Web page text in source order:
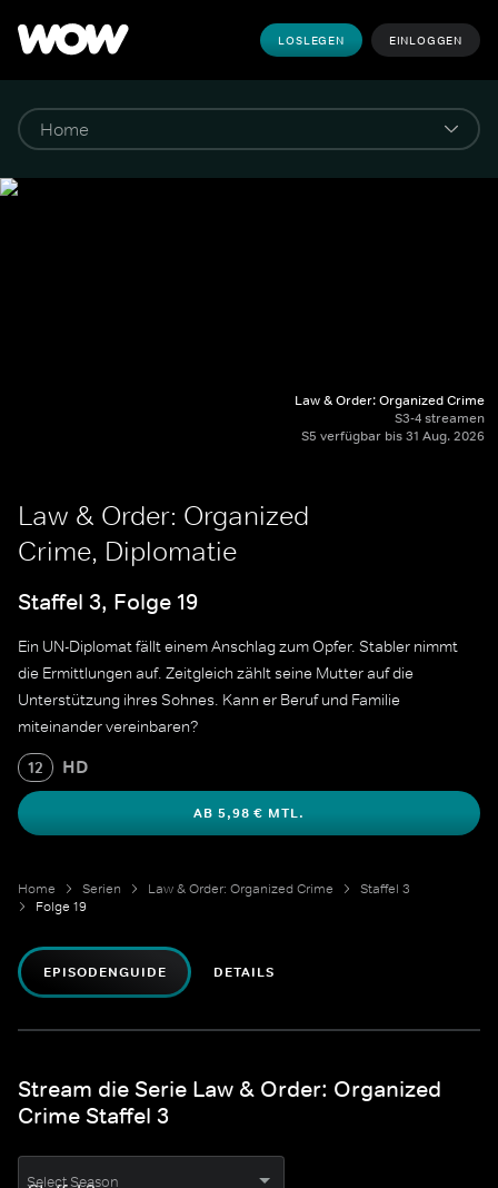
LOSLEGEN EINLOGGEN
Law & Order: Organized Crime
S3-4 streamen
S5 verfügbar bis 31 Aug. 2026
Law & Order: Organized
Crime, Diplomatie
Staffel 3, Folge 19
Ein UN-Diplomat fällt einem Anschlag zum Opfer. Stabler nimmt
die Ermittlungen auf. Zeitgleich zählt seine Mutter auf die
Unterstützung ihres Sohnes. Kann er Beruf und Familie
miteinander vereinbaren?
12 HD
AB 5,98 € MTL.
Home Serien Law & Order: Organized Crime
Staffel 3
Folge 19
EPISODENGUIDE DETAILS
Stream die Serie Law & Order: Organized
Crime Staffel 3
Select Season